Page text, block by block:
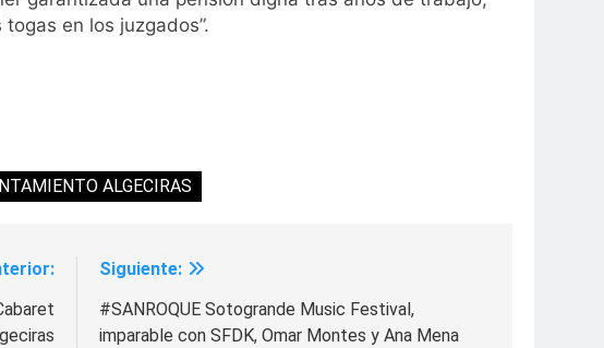
en los juzgados”.
ALGECIRAS
Siguiente:
#SANROQUE Sotogrande Music Festival,
imparable con SFDK, Omar Montes y Ana Mena